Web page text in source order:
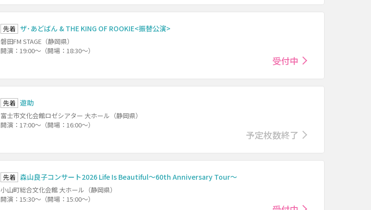
先着 ザ･あどばん & THE KING OF ROOKIE<振替公演>
磐田FM STAGE（静岡県）
開演：19:00～（開場：18:30～）
受付中
先着 遊助
富士市文化会館ロゼシアター 大ホール（静岡県）
開演：17:00～（開場：16:00～）
予定枚数終了
先着 森山良子コンサート2026 Life Is Beautiful～60th Anniversary Tour～
小山町総合文化会館 大ホール（静岡県）
開演：15:30～（開場：15:00～）